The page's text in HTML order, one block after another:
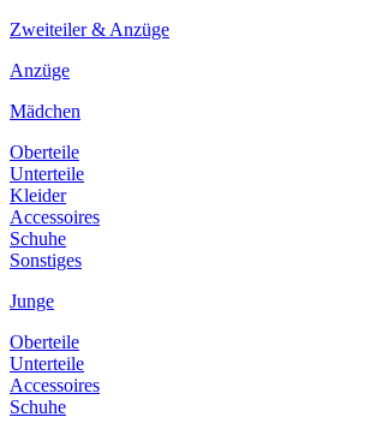
Zweiteiler & Anzüge
Anzüge
Mädchen
Oberteile
Unterteile
Kleider
Accessoires
Schuhe
Sonstiges
Junge
Oberteile
Unterteile
Accessoires
Schuhe